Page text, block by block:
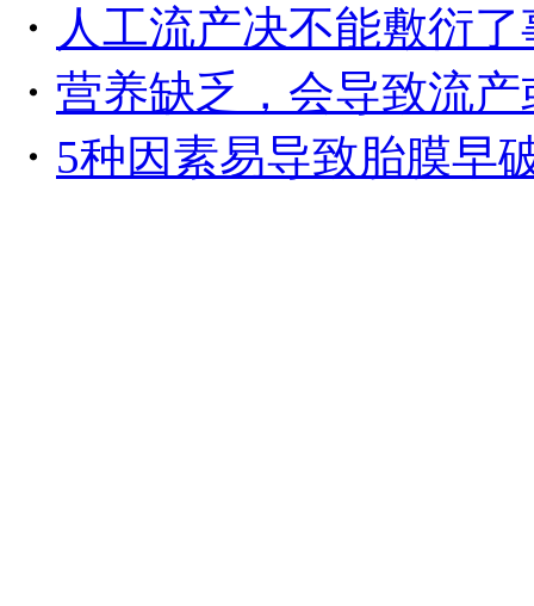
・ 人工流产决不能敷衍了
・ 营养缺乏，会导致流产
・ 5种因素易导致胎膜早